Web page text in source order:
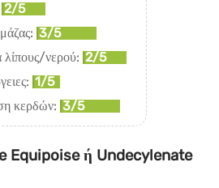
2/5
3/5
νερού: 2/5
1/5
κερδών: 3/5
Equipoise ή Undecylenate